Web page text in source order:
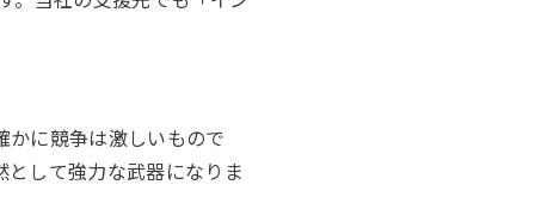
に競争は激しいもので
して強力な武器になりま